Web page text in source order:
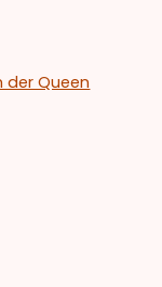
der Queen